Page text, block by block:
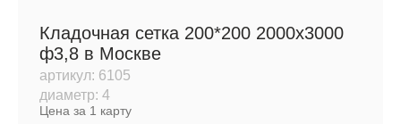
Кладочная сетка 200*200 2000х3000
ф3,8 в Москве
артикул: 6105
диаметр: 4
Цена за 1 карту